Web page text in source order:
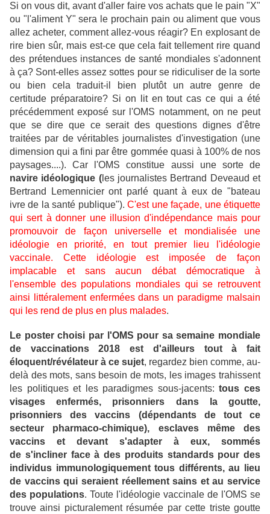
Si on vous dit, avant d'aller faire vos achats que le pain "X"
ou "l'aliment Y" sera le prochain pain ou aliment que vous
allez acheter, comment allez-vous réagir? En explosant de
rire bien sûr, mais est-ce que cela fait tellement rire quand
des prétendues instances de santé mondiales s'adonnent
à ça? Sont-elles assez sottes pour se ridiculiser de la sorte
ou bien cela traduit-il bien plutôt un autre genre de
certitude préparatoire? Si on lit en tout cas ce qui a été
précédemment exposé sur l'OMS notamment, on ne peut
que se dire que ce serait des questions dignes d'être
traitées par de véritables journalistes d'investigation (une
dimension qui a fini par être gommée quasi à 100% de nos
paysages....). Car l'OMS constitue aussi une sorte de
navire idéologique (les journalistes Bertrand Deveaud et
Bertrand Lemennicier ont parlé quant à eux de "bateau
ivre de la santé publique").C'est une façade, une étiquette
qui sert à donner une illusion d'indépendance mais pour
promouvoir de façon universelle et mondialisée une
idéologie en priorité, en tout premier lieu l'idéologie
vaccinale. Cette idéologie est imposée de façon
implacable et sans aucun débat démocratique à
l'ensemble des populations mondiales qui se retrouvent
ainsi littéralement enfermées dans un paradigme malsain
qui les rend de plus en plus malades.
Le poster choisi par l'OMS pour sa semaine mondiale
de vaccinations 2018 est d'ailleurs tout à fait
éloquent/révélateur à ce sujet, regardez bien comme, au-
delà des mots, sans besoin de mots, les images trahissent
les politiques et les paradigmes sous-jacents:tous ces
visages enfermés, prisonniers dans la goutte,
prisonniers des vaccins
(dépendants de tout ce
secteur pharmaco-chimique),
esclaves même des
vaccins et devant s'adapter à eux, sommés
de s'incliner face à des produits standards pour des
individus immunologiquement tous différents, au lieu
de vaccins qui seraient réellement sains et au service
des populations. Toute l'idéologie vaccinale de l'OMS se
trouve ainsi picturalement résumée par cette triste goutte